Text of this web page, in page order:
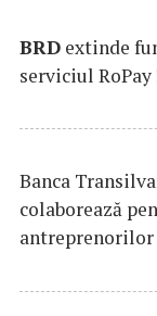
BRD extinde
serviciul
Banca
colaborează